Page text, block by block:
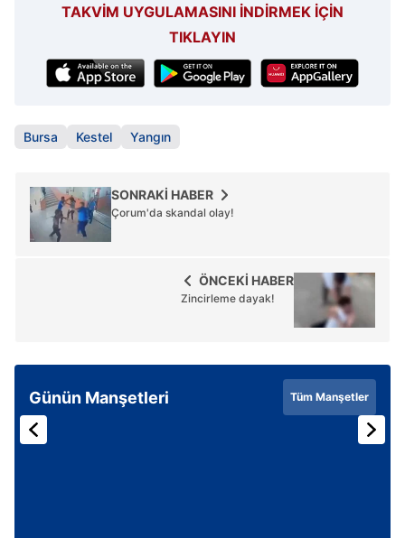
TAKVİM UYGULAMASINI İNDİRMEK İÇİN
TIKLAYIN
Bursa Kestel Yangın
SONRAKİ HABER
Çorum'da skandal olay!
ÖNCEKİ HABER
Zincirleme dayak!
Günün Manşetleri Tüm Manşetler